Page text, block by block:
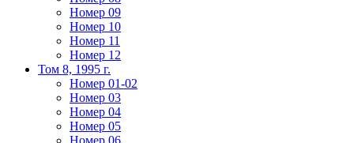
Номер 09
Номер 10
Номер 11
Номер 12
Том 8, 1995 г.
Номер 01-02
Номер 03
Номер 04
Номер 05
Номер 06